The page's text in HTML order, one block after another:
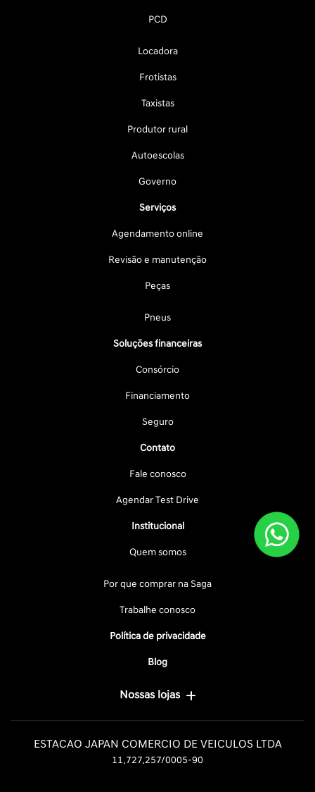
PCD
Locadora
Frotistas
Taxistas
Produtor rural
Autoescolas
Governo
Serviços
Agendamento online
Revisão e manutenção
Peças
Pneus
Soluções financeiras
Consórcio
Financiamento
Seguro
Contato
Fale conosco
Agendar Test Drive
Institucional
Quem somos
Por que comprar na Saga
Trabalhe conosco
Política de privacidade
Blog
Nossas lojas
ESTACAO JAPAN COMERCIO DE VEICULOS LTDA
11.727.257/0005-90